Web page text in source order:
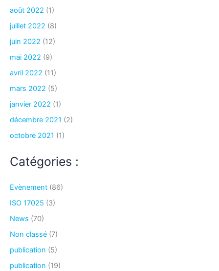
août 2022 (1)
juillet 2022 (8)
juin 2022 (12)
mai 2022 (9)
avril 2022 (11)
mars 2022 (5)
janvier 2022 (1)
décembre 2021 (2)
octobre 2021 (1)
Catégories :
Evènement (86)
ISO 17025 (3)
News (70)
Non classé (7)
publication (5)
publication (19)